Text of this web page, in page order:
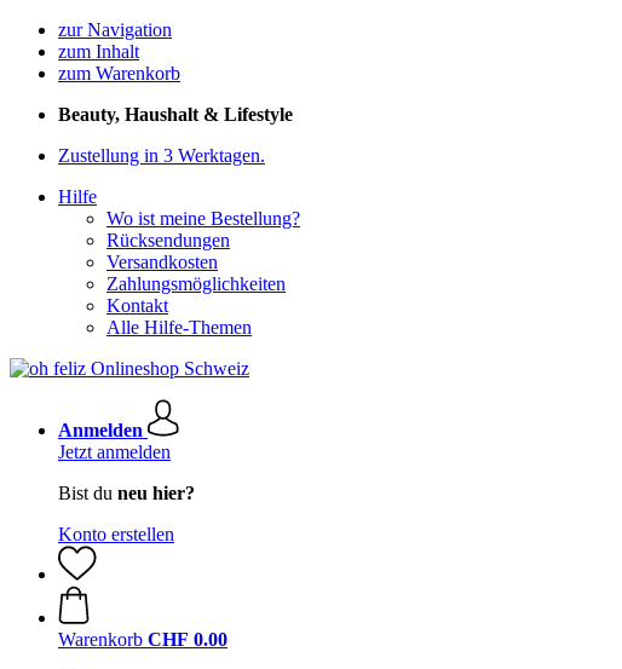
zur Navigation
zum Inhalt
zum Warenkorb
Beauty, Haushalt & Lifestyle
Zustellung in 3 Werktagen.
Hilfe
Wo ist meine Bestellung?
Rücksendungen
Versandkosten
Zahlungsmöglichkeiten
Kontakt
Alle Hilfe-Themen
Anmelden
Jetzt anmelden
Bist du neu hier?
Konto erstellen
Warenkorb CHF 0.00